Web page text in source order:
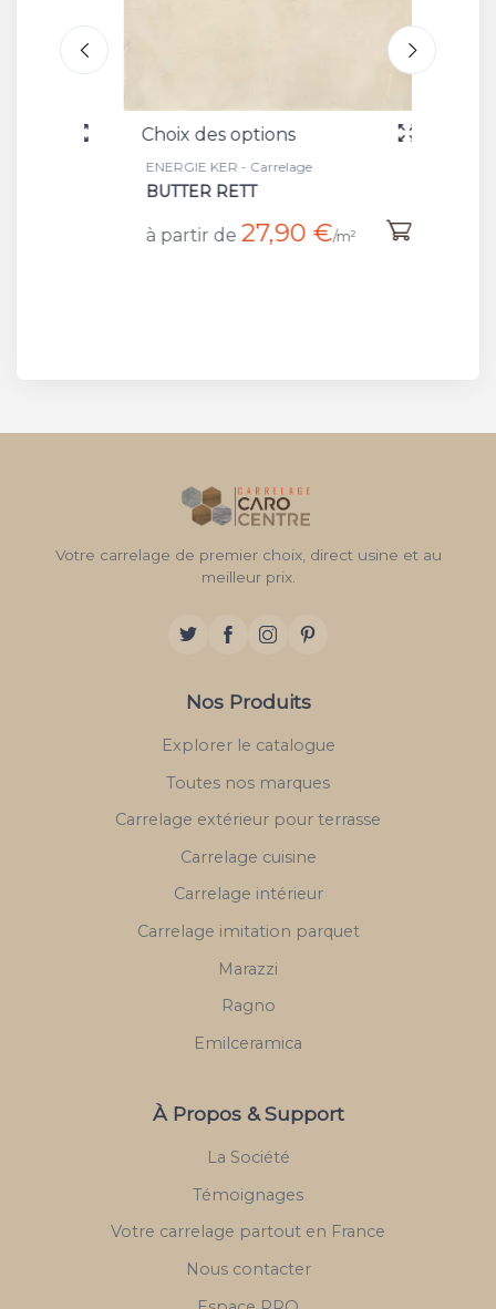
Choix des options
ENERGIE KER - Carrelage
BUTTER RETT
à partir de 27,90 €/m²
Votre carrelage de premier choix, direct usine et au
meilleur prix.
Nos Produits
Explorer le catalogue
Toutes nos marques
Carrelage extérieur pour terrasse
Carrelage cuisine
Carrelage intérieur
Carrelage imitation parquet
Marazzi
Ragno
Emilceramica
À Propos & Support
La Société
Témoignages
Votre carrelage partout en France
Nous contacter